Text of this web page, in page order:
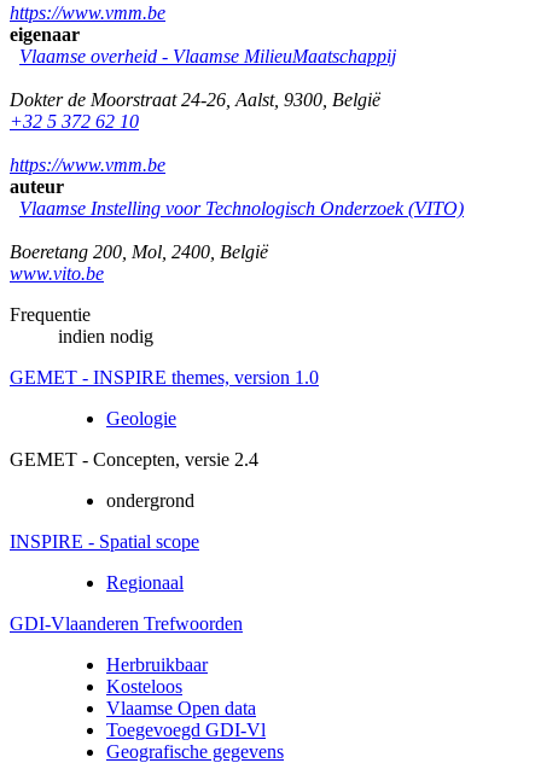
https://www.vmm.be
eigenaar
Vlaamse overheid - Vlaamse MilieuMaatschappij
Dokter de Moorstraat 24-26 Aalst, 9300 België
+32 5 372 62 10
https://www.vmm.be
auteur
Vlaamse Instelling voor Technologisch Onderzoek (VITO)
Boeretang 200 Mol 2400 België
www.vito.be
Frequentie
indien nodig
GEMET - INSPIRE themes, version 1.0
Geologie
GEMET - Concepten, versie 2.4
ondergrond
INSPIRE - Spatial scope
Regionaal
GDI-Vlaanderen Trefwoorden
Herbruikbaar
Kosteloos
Vlaamse Open data
Toegevoegd GDI-Vl
Geografische gegevens